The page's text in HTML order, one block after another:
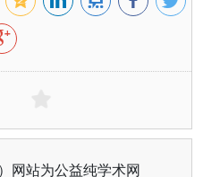
网站为公益纯学术网